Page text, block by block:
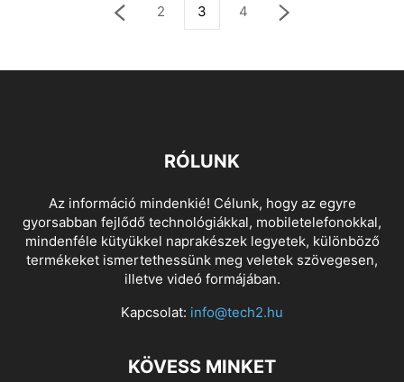
2 3 4
RÓLUNK
Az információ mindenkié! Célunk, hogy az egyre
gyorsabban fejlődő technológiákkal, mobiletelefonokkal,
mindenféle kütyükkel naprakészek legyetek, különböző
termékeket ismertethessünk meg veletek szövegesen,
illetve videó formájában.
Kapcsolat: info@tech2.hu
KÖVESS MINKET